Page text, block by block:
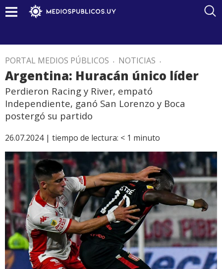
PORTAL MEDIOS PÚBLICOS . NOTICIAS .
Argentina: Huracán único líder
Perdieron Racing y River, empató
Independiente, ganó San Lorenzo y Boca
postergó su partido
26.07.2024 | tiempo de lectura: < 1 minuto